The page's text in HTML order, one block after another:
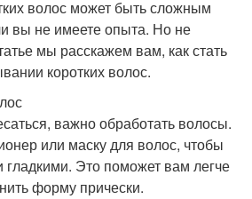
волос может быть сложным
вы не имеете опыта. Но не
мы расскажем вам, как стать
коротких волос.
важно обработать волосы.
или маску для волос, чтобы
гладкими. Это поможет вам легче
форму прически.